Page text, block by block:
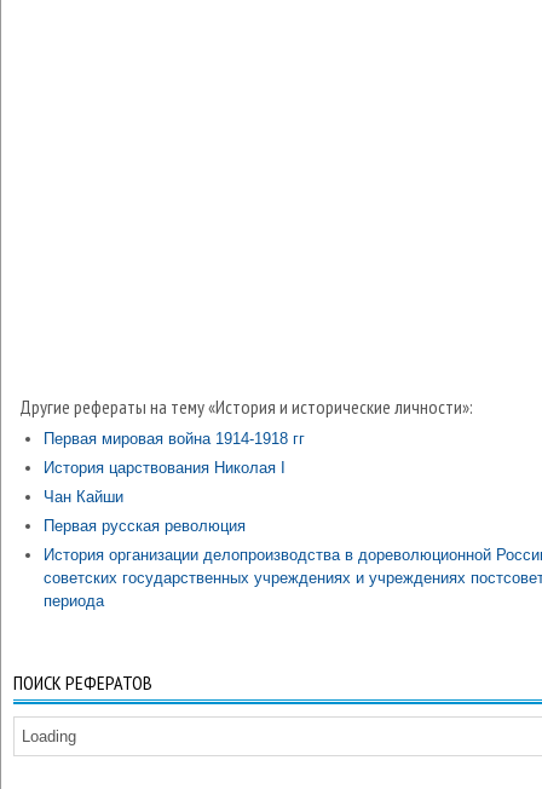
Другие рефераты на тему «История и исторические личности»:
Первая мировая война 1914-1918 гг
История царствования Николая I
Чан Кайши
Первая русская революция
История организации делопроизводства в дореволюционной
советских государственных учреждениях и учреждениях
периода
ПОИСК РЕФЕРАТОВ
Loading